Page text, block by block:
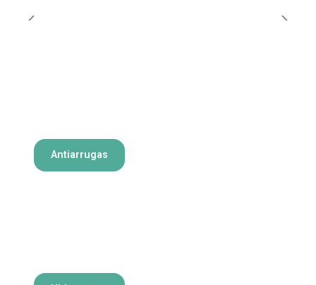
Antiarrugas